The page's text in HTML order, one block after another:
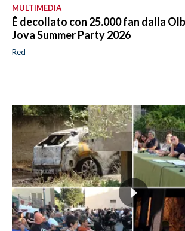
MULTIMEDIA
É decollato con 25.000 fan dalla
Jova Summer Party 2026
Red